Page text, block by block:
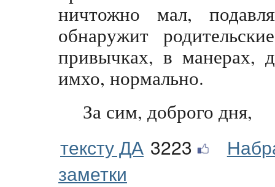
ничтожно мал,
обнаружит
привычках, в манерах,
имхо, нормально.
За сим, доброго дня,
тексту ДА 3223
заметки